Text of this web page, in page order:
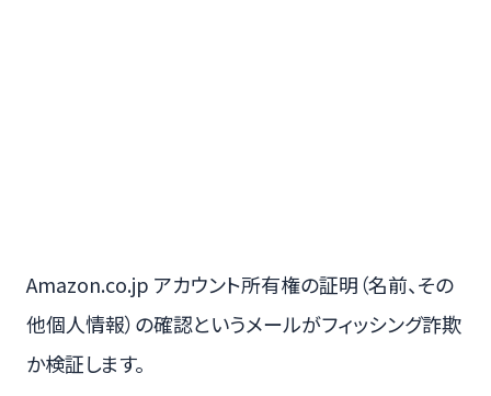
Amazon.co.jp アカウント所有権の証明（名前、その
他個人情報）の確認というメールがフィッシング詐欺
か検証します。